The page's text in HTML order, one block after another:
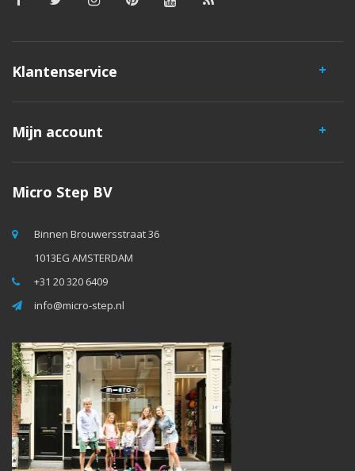
Klantenservice
Mijn account
Micro Step BV
Binnen Brouwersstraat 36
1013EG AMSTERDAM
+31 20 320 6409
info@micro-step.nl